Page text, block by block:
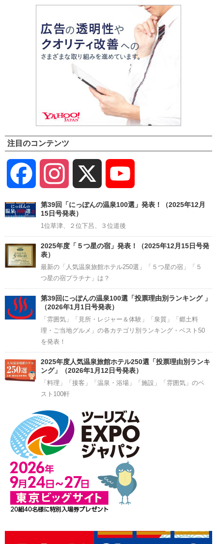
注目のコンテンツ
Facebook Instagram
Channel
第39回「にっぽんの温泉100選」発表！（2025年12月
15日号発表）
1位草津、２位下呂、３位道後
2025年度「５つ星の宿」発表！（2025年12月15日号発
表）
最新の「人気温泉旅館ホテル250選」「５つ星の宿」「５
つ星の宿プラチナ」は？
第39回にっぽんの温泉100選「投票理由別ランキング 」
（2026年1月1日号発表）
「雰囲気」「見所・レジャー＆体験」「泉質」「郷土料
理・ご当地グルメ」の各カテゴリ別ランキング・ベスト50
を発表！
2025年度人気温泉旅館ホテル250選「投票理由別ランキ
ング」（2026年1月12日号発表）
「料理」「接客」「温泉・浴場」「施設」「雰囲気」のベ
スト100軒